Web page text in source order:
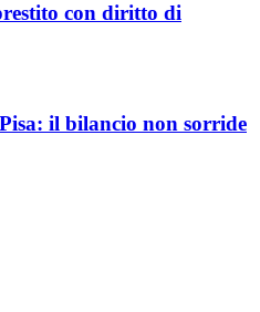
con diritto di
il bilancio non sorride